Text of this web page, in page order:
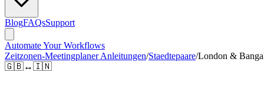
BlogFAQsSupport
Automate Your Workflows
Zeitzonen-Meetingplaner Anleitungen/Staedtepaare/London &
🇬🇧↔🇮🇳